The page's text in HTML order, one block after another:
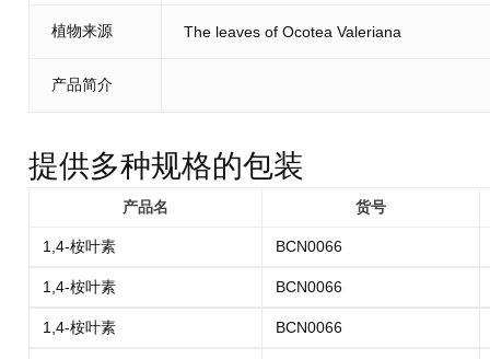
植物来源 The leaves of Ocotea Valeriana
产品简介
提供多种规格的包装
产品名 货号
1,4-桉叶素 BCN0066
1,4-桉叶素 BCN0066
1,4-桉叶素 BCN0066